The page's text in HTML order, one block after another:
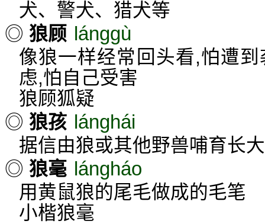
犬、警犬、猎犬等
◎ 狼顾 lánggù
像狼一样经常回头看,怕遭
虑,怕自己受害
狼顾狐疑
◎ 狼孩 lánghái
据信由狼或其他野兽哺育长
◎ 狼毫 lángháo
用黄鼠狼的尾毛做成的毛笔
小楷狼毫